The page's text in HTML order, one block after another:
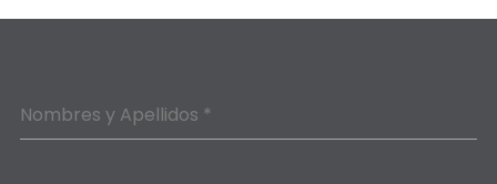
Nombres y Apellidos *